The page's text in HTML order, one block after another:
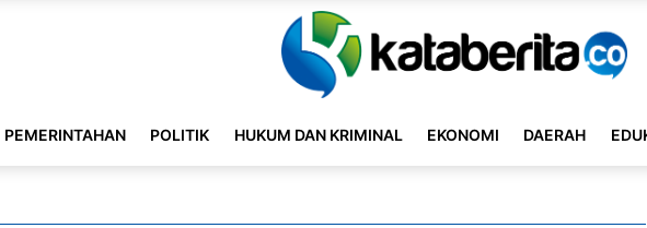
PEMERINTAHAN POLITIK HUKUM DAN KRIMINAL EKONOMI DAERAH